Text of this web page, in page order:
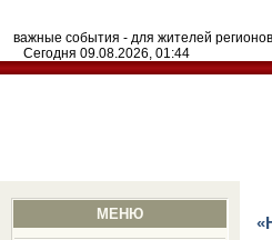
важные события - для жителей регионов
Сегодня 09.08.2026, 01:44
МЕНЮ